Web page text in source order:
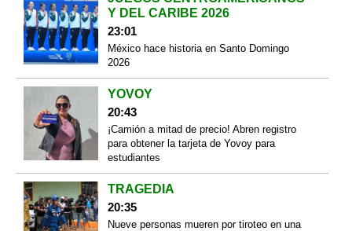
Y DEL CARIBE 2026
23:01
México hace historia en Santo Domingo
2026
YOVOY
20:43
¡Camión a mitad de precio! Abren registro
para obtener la tarjeta de Yovoy para
estudiantes
TRAGEDIA
20:35
Nueve personas mueren por tiroteo en una